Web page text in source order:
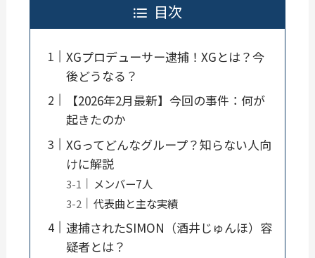
目次
XGプロデューサー逮捕！XGとは？今
後どうなる？
【2026年2月最新】今回の事件：何が
起きたのか
XGってどんなグループ？知らない人向
けに解説
メンバー7人
代表曲と主な実績
逮捕されたSIMON（酒井じゅんほ）容
疑者とは？